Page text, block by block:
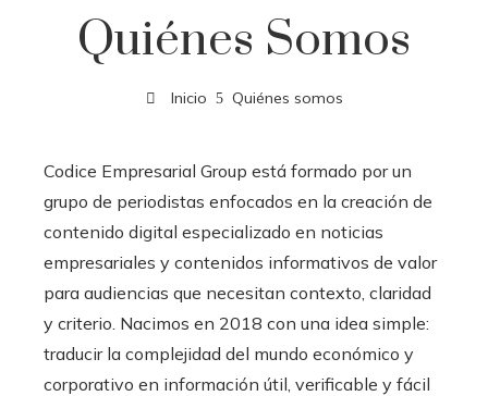
Quiénes Somos
Inicio Quiénes somos
Codice Empresarial Group está formado por un
grupo de periodistas enfocados en la creación de
contenido digital especializado en noticias
empresariales y contenidos informativos de valor
para audiencias que necesitan contexto, claridad
y criterio. Nacimos en 2018 con una idea simple:
traducir la complejidad del mundo económico y
corporativo en información útil, verificable y fácil